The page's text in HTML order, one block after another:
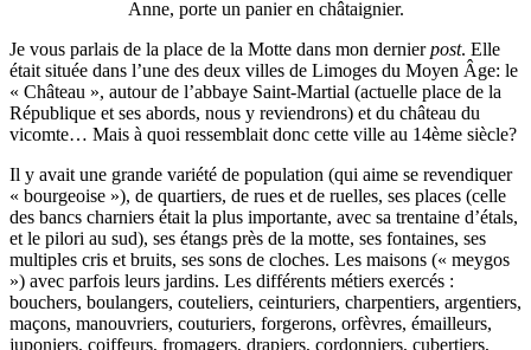
Anne, porte un panier en châtaignier.
Je vous parlais de la place de la Motte dans mon dernierpost. Elle
était située dans l’une des deux villes de Limoges du Moyen Âge: le
« Château », autour de l’abbaye Saint-Martial (actuelle place de la
République et ses abords, nous y reviendrons) et du château du
vicomte… Mais à quoi ressemblait donc cette ville au 14ème siècle?
Il y avait une grande variété de population (qui aime se revendiquer
« bourgeoise »), de quartiers, de rues et de ruelles, ses places (celle
des bancs charniers était la plus importante, avec sa trentaine d’étals,
et le pilori au sud), ses étangs près de la motte, ses fontaines, ses
multiples cris et bruits, ses sons de cloches. Les maisons (« meygos
») avec parfois leurs jardins. Les différents métiers exercés :
bouchers, boulangers, couteliers, ceinturiers, charpentiers, argentiers,
maçons, manouvriers, couturiers, forgerons, orfèvres, émailleurs,
juponiers, coiffeurs, fromagers, drapiers, cordonniers, cubertiers,